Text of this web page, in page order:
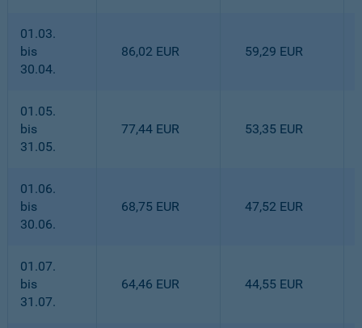
01.03.
bis
30.04.
86,02 EUR 59,29 EUR
01.05.
bis
31.05.
77,44 EUR 53,35 EUR
01.06.
bis
30.06.
68,75 EUR 47,52 EUR
01.07.
bis
31.07.
64,46 EUR 44,55 EUR